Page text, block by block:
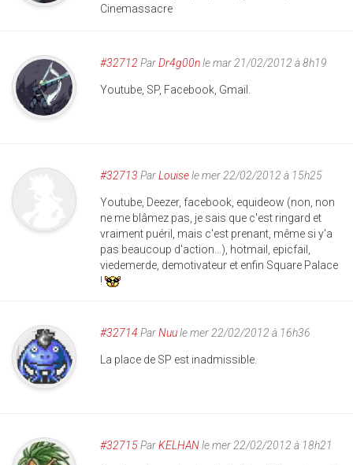
Cinemassacre
#32712 ParDr4g00nle mar 21/02/2012 à 8h19
Youtube, SP, Facebook, Gmail.
#32713 ParLouisele mer 22/02/2012 à 15h25
Youtube, Deezer, facebook, equideow (non, non
ne me blâmez pas, je sais que c'est ringard et
vraiment puéril, mais c'est prenant, même si y'a
pas beaucoup d'action...), hotmail, epicfail,
viedemerde, demotivateur et enfin Square Palace
!
#32714 ParNuule mer 22/02/2012 à 16h36
La place de SP est inadmissible.
#32715ParKELHANle mer 22/02/2012 à 18h21